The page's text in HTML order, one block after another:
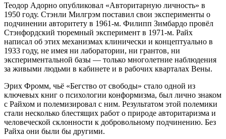
Теодор Адорно опубликовал «Авторитарную личность» в
1950 году. Стэнли Милгрэм поставил свои эксперименты о
подчинении авторитету в 1961-м. Филипп Зимбардо провёл
Стэнфордский тюремный эксперимент в 1971-м. Райх
написал об этих механизмах клинически и концептуально в
1933 году, не имея ни лаборатории, ни грантов, ни
экспериментальной базы — только многолетние наблюдения
за живыми людьми в кабинете и в рабочих кварталах Вены.
Эрих Фромм, чьё «Бегство от свободы» стало одной из
ключевых книг о психологии конформизма, был лично знаком
с Райхом и полемизировал с ним. Результатом этой полемики
стали несколько блестящих работ о природе авторитаризма и
человеческой склонности к добровольному подчинению. Без
Райха они были бы другими.